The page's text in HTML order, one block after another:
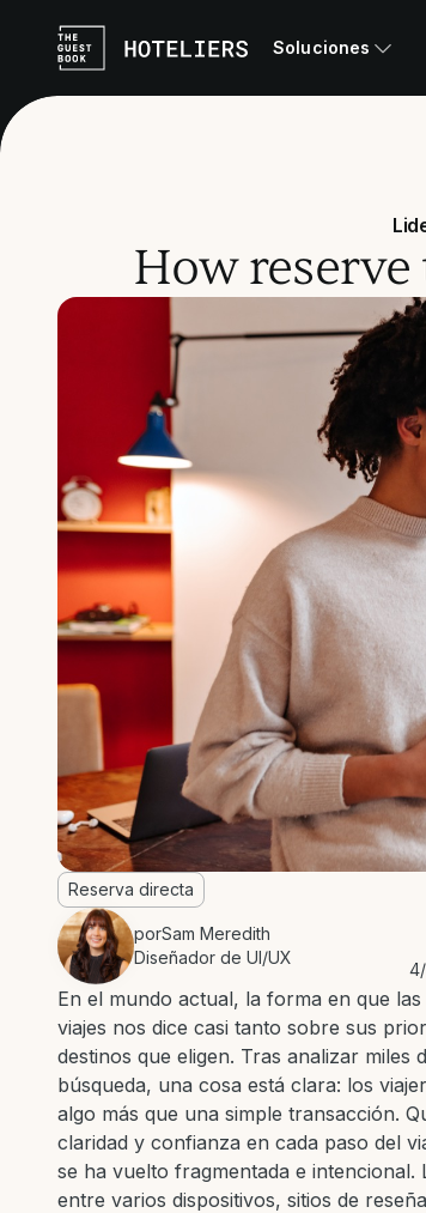
Soluciones
How
Reserva directa
porSam Meredith
Diseñador de UI/UX
En el mundo actual, la forma en que
viajes nos dice casi tanto sobre sus
destinos que eligen. Tras analizar miles
búsqueda, una cosa está clara: los
algo más que una simple transacción.
claridad y confianza en cada paso del
se ha vuelto fragmentada e intencional.
entre varios dispositivos, sitios de